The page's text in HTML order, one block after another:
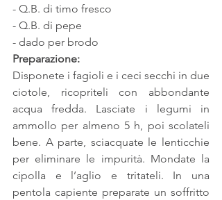
- Q.B. di timo fresco
- Q.B. di pepe
- dado per brodo
Preparazione:
Disponete i fagioli e i ceci secchi in due
ciotole, ricopriteli con abbondante
acqua fredda. Lasciate i legumi in
ammollo per almeno 5 h, poi scolateli
bene. A parte, sciacquate le lenticchie
per eliminare le impurità. Mondate la
cipolla e l’aglio e tritateli. In una
pentola capiente preparate un soffritto